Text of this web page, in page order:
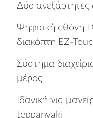
Δύο ανεξάρτητες
Ψηφιακή οθόνη
διακόπτη EZ-
Σύστημα
μέρος
Ιδανική για
teppanyaki